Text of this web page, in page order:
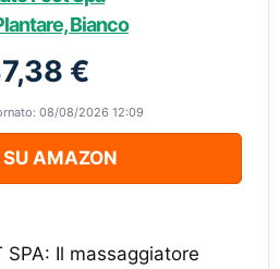
Bianco
€
08/08/2026 12:09
SU AMAZON
SPA: Il massaggiatore